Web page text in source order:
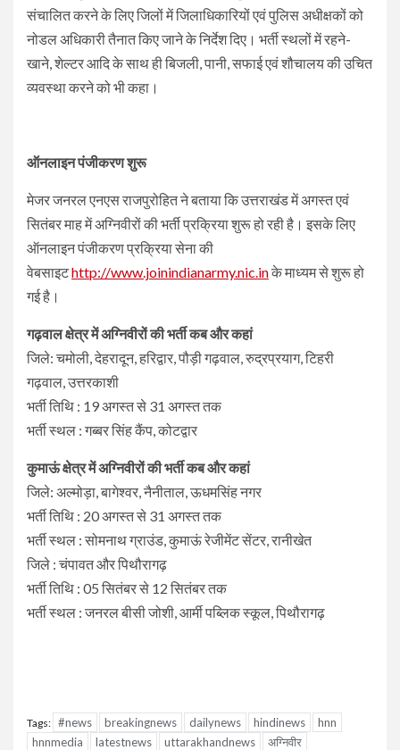
संचालित करने के लिए जिलों में जिलाधिकारियों एवं पुलिस अधीक्षकों को
नोडल अधिकारी तैनात किए जाने के निर्देश दिए। भर्ती स्थलों में रहने-
खाने, शेल्टर आदि के साथ ही बिजली, पानी, सफाई एवं शौचालय की उचित
व्यवस्था करने को भी कहा।
ऑनलाइन पंजीकरण शुरू
मेजर जनरल एनएस राजपुरोहित ने बताया कि उत्तराखंड में अगस्त एवं
सितंबर माह में अग्निवीरों की भर्ती प्रक्रिया शुरू हो रही है। इसके लिए
ऑनलाइन पंजीकरण प्रक्रिया सेना की
वेबसाइटhttp://www.joinindianarmy.nic.inके माध्यम से शुरू हो
गई है।
गढ़वाल क्षेत्र में अग्निवीरों की भर्ती कब और कहां
जिले: चमोली, देहरादून, हरिद्वार, पौड़ी गढ़वाल, रुद्रप्रयाग, टिहरी
गढ़वाल, उत्तरकाशी
भर्ती तिथि : 19 अगस्त से 31 अगस्त तक
भर्ती स्थल : गब्बर सिंह कैंप, कोटद्वार
कुमाऊं क्षेत्र में अग्निवीरों की भर्ती कब और कहां
जिले: अल्मोड़ा, बागेश्वर, नैनीताल, ऊधमसिंह नगर
भर्ती तिथि : 20 अगस्त से 31 अगस्त तक
भर्ती स्थल : सोमनाथ ग्राउंड, कुमाऊं रेजीमेंट सेंटर, रानीखेत
जिले : चंपावत और पिथौरागढ़
भर्ती तिथि : 05 सितंबर से 12 सितंबर तक
भर्ती स्थल : जनरल बीसी जोशी, आर्मी पब्लिक स्कूल, पिथौरागढ़
Tags: #news breakingnews dailynews hindinews
hnn
hnnmedia
latestnews uttarakhandnews अग्निवीर